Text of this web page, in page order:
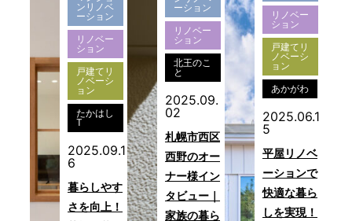
ンリノベ
ーション
リノベー
ション
戸建てリ
ノベーシ
ョン
たかはし
T
2025.09.1
6
暮らしやす
さを向上！
ーション
リノベー
ション
北王のこ
と
2025.09.
02
札幌市西区
西野のオー
ナー様イン
タビュー｜
家族の暮ら
リノベー
ション
戸建てリ
ノベーシ
ョン
あかがわ
2025.06.1
5
平屋リノベ
ーションで
快適な暮ら
しを実現！